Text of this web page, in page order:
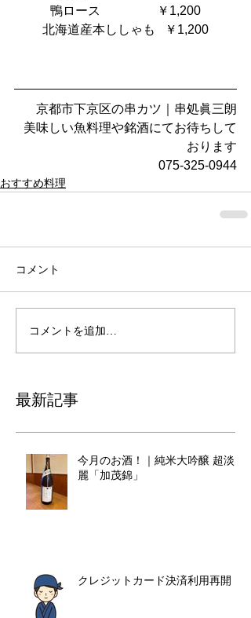
鴨ロース                  ￥1,200
北海道産本ししゃも   ￥1,200
京都市下京区の串カツ｜串処眞三朗
美味しい魚料理や銘酒にてお待ちして
おります
075-325-0944
おすすめ料理
コメント
コメントを追加…
最新記事
今月のお酒！｜純米大吟醸 超淡
麗「加茂錦」
クレジットカード決済利用再開